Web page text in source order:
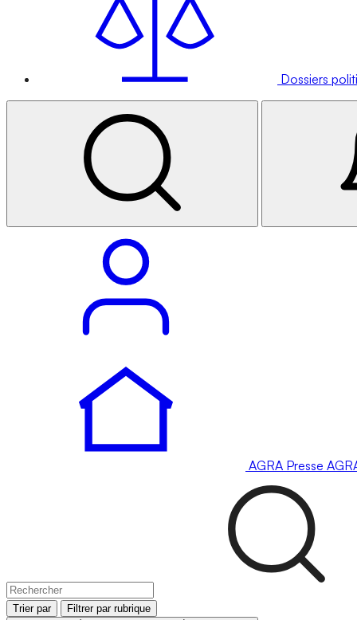
Dossiers
AGRA Presse
Trier par Filtrer par rubrique